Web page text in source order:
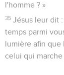
l'homme ? »
35 Jésus leur dit
temps parmi
lumière afin que
celui qui marche